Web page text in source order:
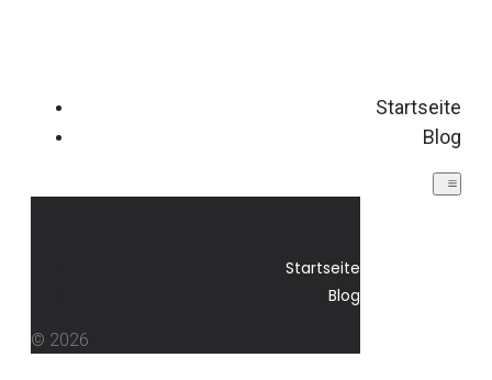
Startseite
Blog
Startseite
Blog
© 2026